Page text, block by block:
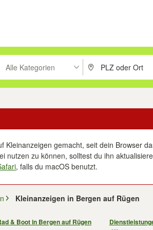
um zu suchen, oder Vorschläge mit den
Alle Kategorien PLZ oder Ort
Kleinanzeigen gemacht, seit dein Browser
nutzen zu können, solltest du ihn
, falls du macOS benutzt.
Kleinanzeigen in Bergen auf Rügen
& Boot in Bergen auf Rügen